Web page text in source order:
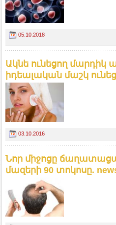
05.10.2018
Ակնե ունեցող մարդիկ
իդեալական մաշկ
03.10.2016
Նոր միջոցը
մազերի 90 տոկոսը.